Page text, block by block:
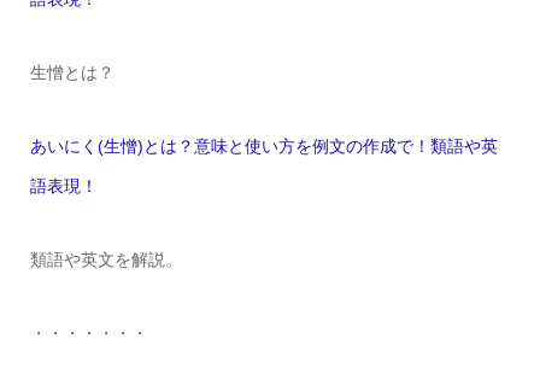
生憎とは？
あいにく(生憎)とは？意味と使い方を例文の作成で！類語や英
語表現！
類語や英文を解説。
・・・・・・・